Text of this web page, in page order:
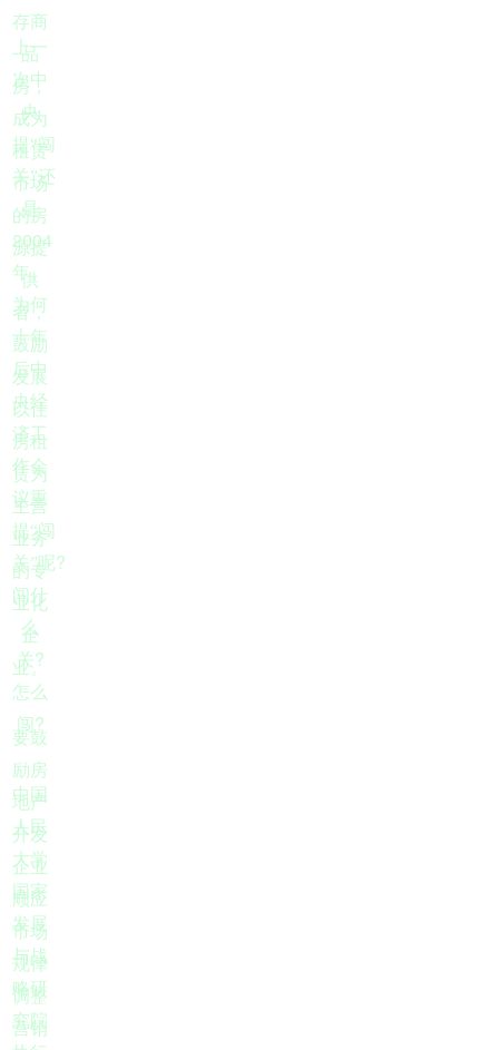
上一
次中
央
提“闯
关”还
是
2004
年。
为何
十年
后中
央经
济工
作会
议重
提“闯
关”呢?
闯什
么
关?
怎么
闯?
中国
人民
大学
国家
发展
与战
略研
究院
存商
品
房，
成为
租赁
市场
的房
源提
供
者，
鼓励
发展
以住
房租
赁为
主营
业务
的专
业化
企
业。
要鼓
励房
地产
开发
企业
顺应
市场
规律
调整
营销